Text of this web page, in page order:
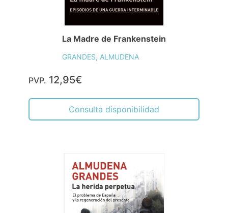
La Madre de Frankenstein
GRANDES, ALMUDENA
PVP. 12,95€
Consulta disponibilidad